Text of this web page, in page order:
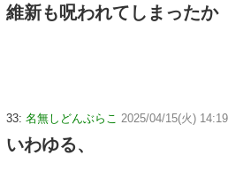
維新も呪われてしまったか
33: 名無しどんぶらこ 2025/04/15(火)
いわゆる、